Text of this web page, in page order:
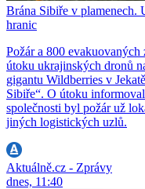
Brána Sibiře v
hranic
Požár a 800 evakuovaných
útoku ukrajinských dronů
gigantu Wildberries v
Sibiře“. O útoku
společnosti byl požár už
jiných logistických uzlů.
Aktuálně.cz - Zprávy
dnes, 11:40